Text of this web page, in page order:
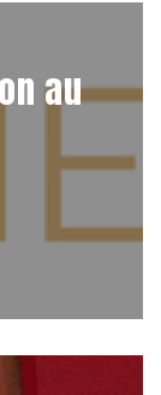
au